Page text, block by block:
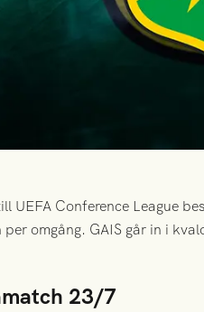
UEFA Conference League
omgång. GAIS går in i
23/7